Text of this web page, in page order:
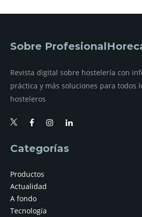
Sobre
Revista digital sobre hostelería con
práctica y más soluciones para todos
hosteleros
Categorías
Productos
Actualidad
A fondo
Tecnología